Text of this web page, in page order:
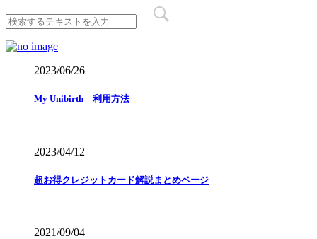
2023/06/26
My Unibirth 利用方法
2023/04/12
超お得クレジットカード解説まとめページ
2021/09/04